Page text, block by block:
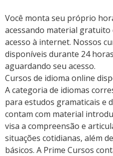
Você monta seu próprio
acessando material
acesso à internet. Nossos
disponíveis durante 24
aguardando seu acesso.
Cursos de idioma online
A categoria de idiomas
para estudos gramaticais e
contam com material
visa a compreensão e
situações cotidianas, além
básicos. A Prime Cursos